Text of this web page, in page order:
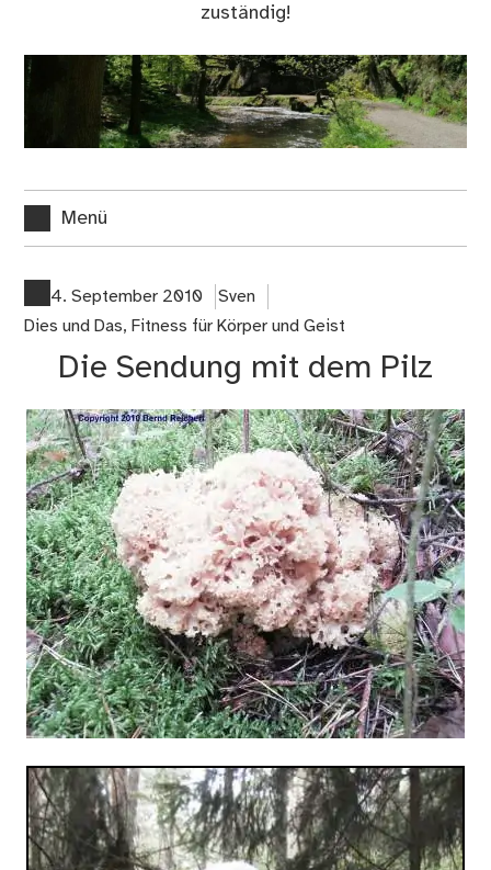
zuständig!
Menü
4. September 2010
Sven
Dies und Das, Fitness für Körper und Geist
Die Sendung mit dem Pilz